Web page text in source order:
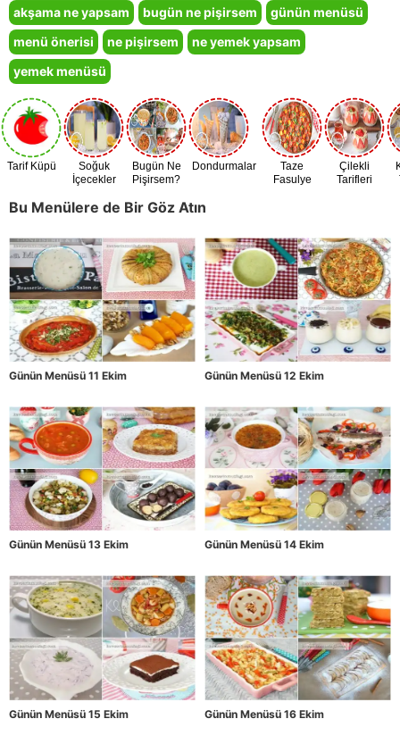
akşama ne yapsam bugün ne pişirsem
günün menüsü
menü önerisi
ne pişirsem
ne yemek yapsam
yemek menüsü
Tarif Küpü
Soğuk
İçecekler
Bugün Ne
Pişirsem?
Dondurmalar
Taze
Fasulye
Çilekli
Tarifleri
Bu Menülere de Bir Göz Atın
Günün Menüsü 11 Ekim Günün Menüsü 12 Ekim
Günün Menüsü 13 Ekim Günün Menüsü 14 Ekim
Günün Menüsü 15 Ekim Günün Menüsü 16 Ekim